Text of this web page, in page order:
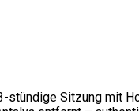
stündige Sitzung mit